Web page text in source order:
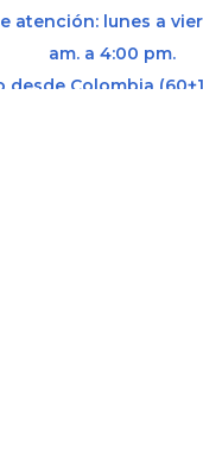
atención: lunes a
am. a 4:00 pm.
desde Colombia